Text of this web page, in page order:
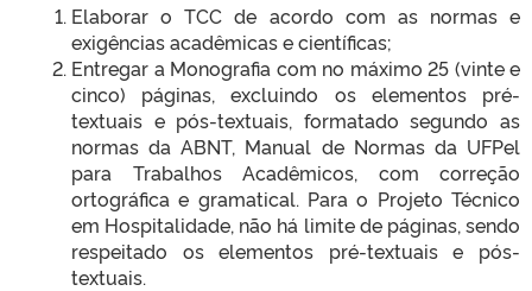
Elaborar o TCC de acordo com as normas e
exigências acadêmicas e científicas;
Entregar a Monografia com no máximo 25 (vinte e
cinco) páginas, excluindo os elementos pré-
textuais e pós-textuais, formatado segundo as
normas da ABNT, Manual de Normas da UFPel
para Trabalhos Acadêmicos, com correção
ortográfica e gramatical. Para o Projeto Técnico
em Hospitalidade, não há limite de páginas, sendo
respeitado os elementos pré-textuais e pós-
textuais.